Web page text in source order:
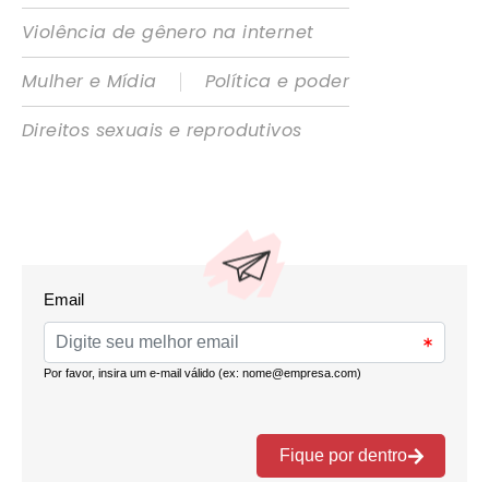
Violência de gênero na internet
Mulher e Mídia
|
Política e poder
Direitos sexuais e reprodutivos